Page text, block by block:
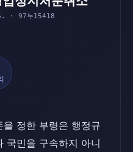
· 97누15418
정한 부령은 행정규
국민을 구속하지 아니